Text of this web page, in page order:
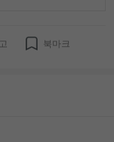
북마크